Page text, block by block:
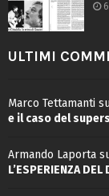
ULTIMI
Marco Tettamanti su
e il caso del
Armando Laporta
L’ESPERIENZA